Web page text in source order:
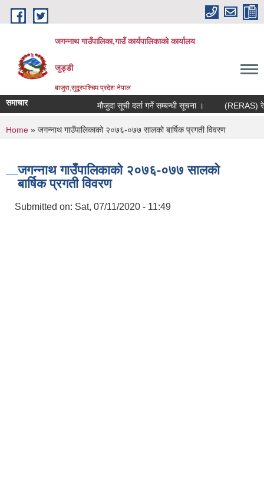
Skip to main content
जगन्नाथ गाउँपालिका,गाउँ कार्यपालिकाको कार्यालय
जुड्डी
बाजुरा,सुदूरपश्चिम प्रदेश नेपाल
समाचार मौजुदा सूची दर्ता गर्ने सम्बन्धी सूचना । (RERAS)
You are here
Home » जगन्नाथ गाउँपालिकाको २०७६-०७७ सालको बार्षिक प्रगती विवरण
जगन्नाथ गाउँपालिकाको २०७६-०७७ सालको
बार्षिक प्रगती विवरण
Submitted on: Sat, 07/11/2020 - 11:49